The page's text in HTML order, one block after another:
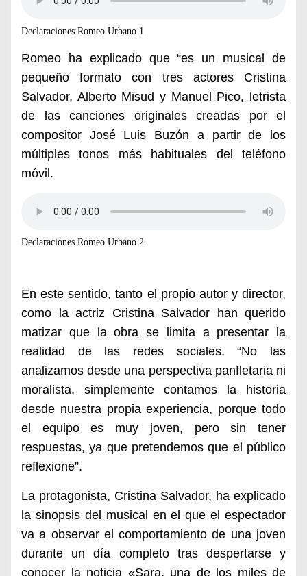
Declaraciones Romeo Urbano 1
Romeo ha explicado que “es un musical de
pequeño formato con tres actores Cristina
Salvador, Alberto Misud y Manuel Pico, letrista
de las canciones originales creadas por el
compositor José Luis Buzón a partir de los
múltiples tonos más habituales del teléfono
móvil.
Declaraciones Romeo Urbano 2
En este sentido, tanto el propio autor y director,
como la actriz Cristina Salvador han querido
matizar que la obra se limita a presentar la
realidad de las redes sociales. “No las
analizamos desde una perspectiva panfletaria ni
moralista, simplemente contamos la historia
desde nuestra propia experiencia, porque todo
el equipo es muy joven, pero sin tener
respuestas, ya que pretendemos que el público
reflexione”.
La protagonista, Cristina Salvador, ha explicado
la sinopsis del musical en el que el espectador
va a observar el comportamiento de una joven
durante un día completo tras despertarse y
conocer la noticia «Sara, una de los miles de